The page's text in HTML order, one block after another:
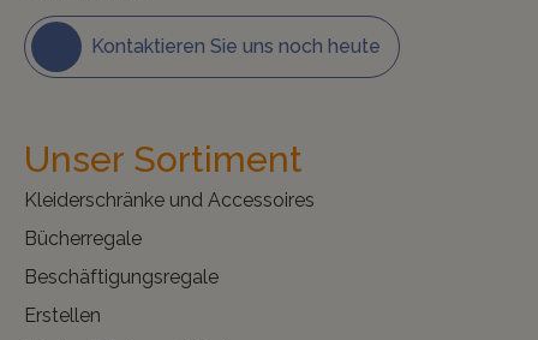
Kontaktieren Sie uns noch heute
Unser Sortiment
Kleiderschränke und Accessoires
Bücherregale
Beschäftigungsregale
Erstellen